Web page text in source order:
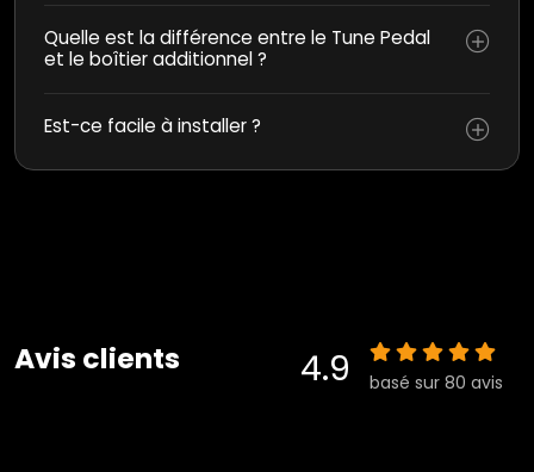
Quelle est la différence entre le Tune Pedal
et le boîtier additionnel ?
Est-ce facile à installer ?
Avis clients 4.9 basé sur 80 avis